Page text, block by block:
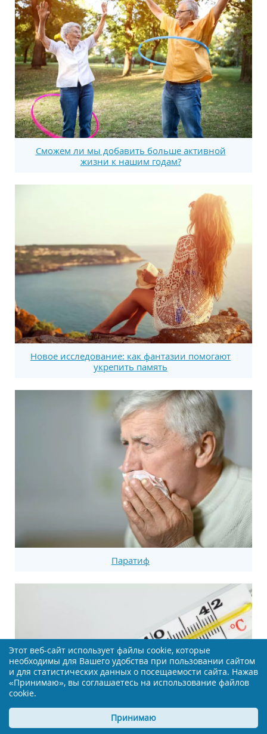
Сможем ли мы добавить больше активной
жизни к нашим годам?
Новое исследование: как фантазии помогают
укрепить память
Паратиф
Этот веб-сайт использует файлы cookie, которые
необходимы для Вашего удобства при пользовании сайтом
и для статистических данных о посещаемости сайта. Нажав
«Принимаю», вы соглашаетесь на использование файлов
cookie.
Принимаю